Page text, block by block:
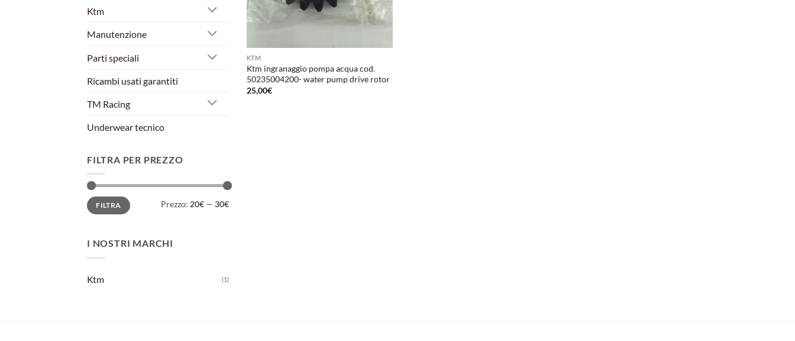
Ktm
Manutenzione
Parti speciali
Ricambi usati garantiti
TM Racing
Underwear tecnico
FILTRA PER PREZZO
Prezzo
Min
Prezzo
MaxFILTRA Prezzo: 20€ — 30€
I NOSTRI MARCHI
Ktm (1)
KTM
Ktm ingranaggio pompa acqua cod.
50235004200- water pump drive rotor
25,00€